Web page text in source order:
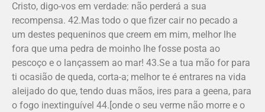
Cristo, digo-vos em verdade: não perderá a sua
recompensa. 42.Mas todo o que fizer cair no pecado a
um destes pequeninos que creem em mim, melhor lhe
fora que uma pedra de moinho lhe fosse posta ao
pescoço e o lançassem ao mar! 43.Se a tua mão for para
ti ocasião de queda, corta-a; melhor te é entrares na vida
aleijado do que, tendo duas mãos, ires para a geena, para
o fogo inextinguível 44.[onde o seu verme não morre e o